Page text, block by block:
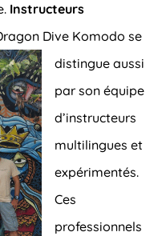
Instructeurs
Dive Komodo se
distingue aussi
par son équipe
d’instructeurs
multilingues et
expérimentés.
Ces
professionnels